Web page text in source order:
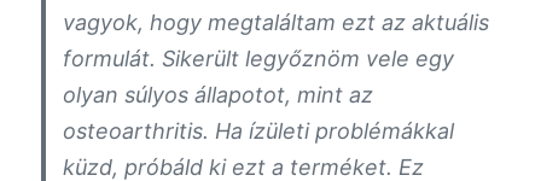
vagyok, hogy megtaláltam ezt az aktuális
formulát. Sikerült legyőznöm vele egy
olyan súlyos állapotot, mint az
osteoarthritis. Ha ízületi problémákkal
küzd, próbáld ki ezt a terméket. Ez